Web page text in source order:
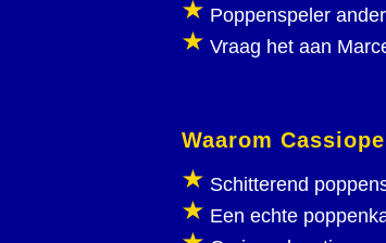
Poppenspeler
Vraag het aan
Waarom
Schitterend
Een echte